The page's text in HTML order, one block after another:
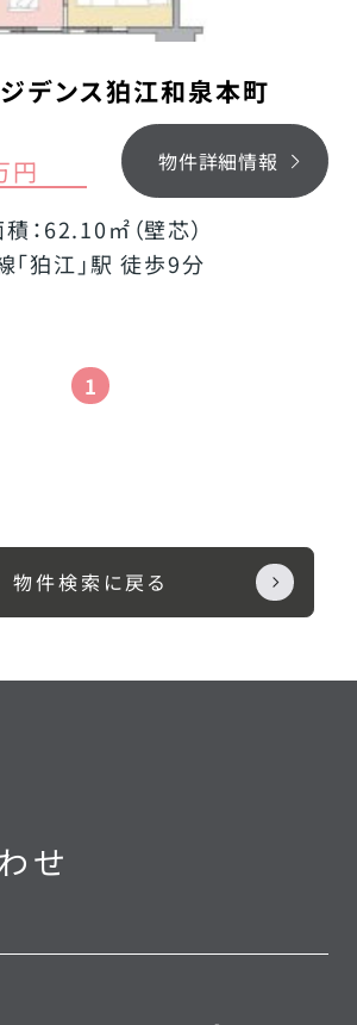
ジデンス狛江和泉本町
円 物件詳細情報
：62.10㎡（壁芯）
狛江」駅 徒歩9分
1
物件検索に戻る
せ